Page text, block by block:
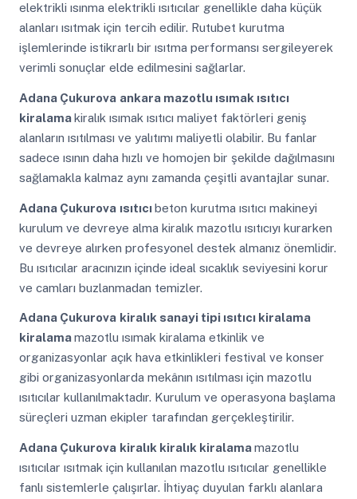
elektrikli ısınma elektrikli ısıtıcılar genellikle daha küçük
alanları ısıtmak için tercih edilir. Rutubet kurutma
işlemlerinde istikrarlı bir ısıtma performansı sergileyerek
verimli sonuçlar elde edilmesini sağlarlar.
Adana Çukurova ankara mazotlu ısımak ısıtıcı
kiralamakiralık ısımak ısıtıcı maliyet faktörleri geniş
alanların ısıtılması ve yalıtımı maliyetli olabilir. Bu fanlar
sadece ısının daha hızlı ve homojen bir şekilde dağılmasını
sağlamakla kalmaz aynı zamanda çeşitli avantajlar sunar.
Adana Çukurova ısıtıcıbeton kurutma ısıtıcı makineyi
kurulum ve devreye alma kiralık mazotlu ısıtıcıyı kurarken
ve devreye alırken profesyonel destek almanız önemlidir.
Bu ısıtıcılar aracınızın içinde ideal sıcaklık seviyesini korur
ve camları buzlanmadan temizler.
Adana Çukurova kiralık sanayi tipi ısıtıcı kiralama
kiralamamazotlu ısımak kiralama etkinlik ve
organizasyonlar açık hava etkinlikleri festival ve konser
gibi organizasyonlarda mekânın ısıtılması için mazotlu
ısıtıcılar kullanılmaktadır. Kurulum ve operasyona başlama
süreçleri uzman ekipler tarafından gerçekleştirilir.
Adana Çukurova kiralık kiralık kiralamamazotlu
ısıtıcılar ısıtmak için kullanılan mazotlu ısıtıcılar genellikle
fanlı sistemlerle çalışırlar. İhtiyaç duyulan farklı alanlara